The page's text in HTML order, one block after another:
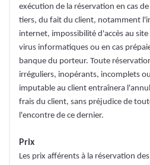
exécution de la réservation en cas
tiers, du fait du client, notamment
internet, impossibilité d'accès au
virus informatiques ou en cas
banque du porteur. Toute
irréguliers, inopérants, incomplets
imputable au client entraînera
frais du client, sans préjudice de
l'encontre de ce dernier.
Prix
Les prix afférents à la réservation